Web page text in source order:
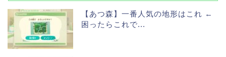
【あつ森】一番人気の地形はこれ ←
困ったらこれで...